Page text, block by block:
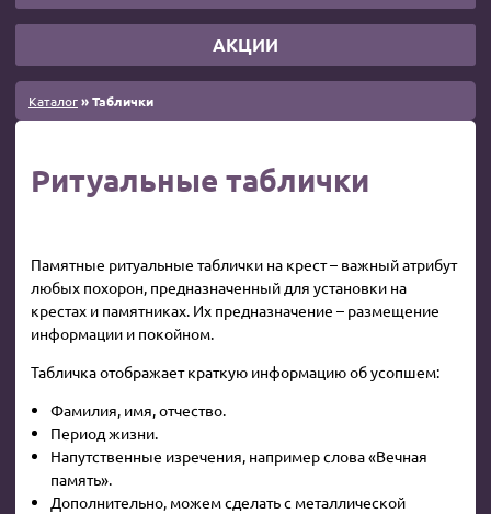
АКЦИИ
Каталог» Таблички
Ритуальные таблички
Памятные ритуальные таблички на крест – важный атрибут
любых похорон, предназначенный для установки на
крестах и памятниках. Их предназначение – размещение
информации и покойном.
Табличка отображает краткую информацию об усопшем:
Фамилия, имя, отчество.
Период жизни.
Напутственные изречения, например слова «Вечная
память».
Дополнительно, можем сделать с металлической